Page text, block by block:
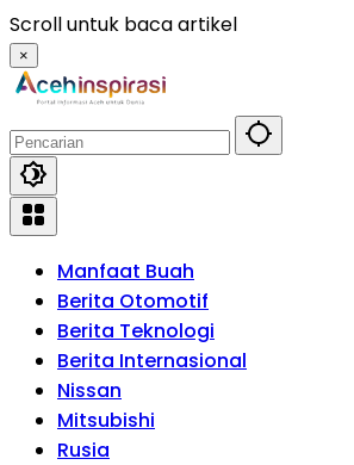
Langsung
ke
konten
Scroll untuk baca artikel
×
Manfaat Buah
Berita Otomotif
Berita Teknologi
Berita Internasional
Nissan
Mitsubishi
Rusia